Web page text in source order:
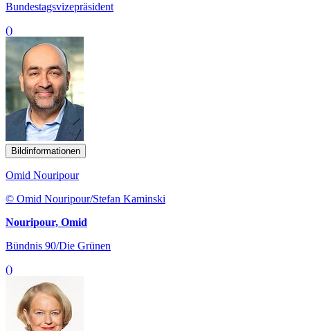
Bundestagsvizepräsident
()
Bildinformationen
Omid Nouripour
© Omid Nouripour/Stefan Kaminski
Nouripour, Omid
Bündnis 90/Die Grünen
()